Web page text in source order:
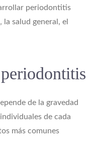
periodontitis
salud general, el
de la gravedad
de cada
más comunes